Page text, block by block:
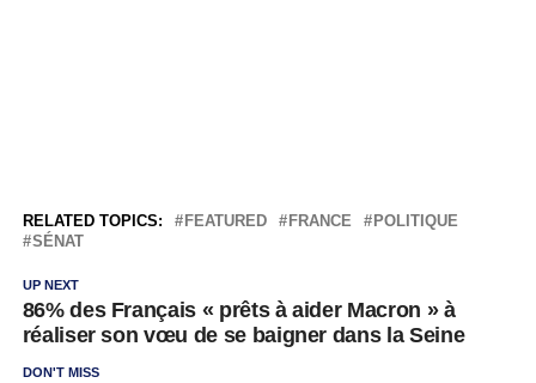
RELATED TOPICS: FEATURED FRANCE
POLITIQUE
SÉNAT
UP NEXT
86% des Français « prêts à aider Macron » à
réaliser son vœu de se baigner dans la Seine
DON'T MISS